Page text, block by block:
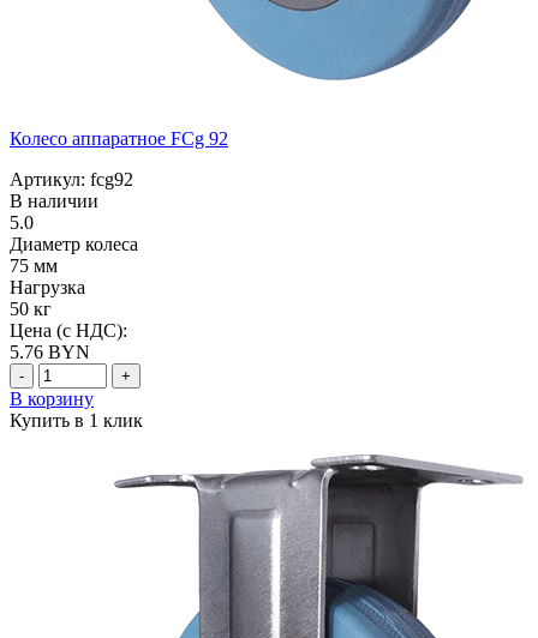
Колесо аппаратное FCg 92
Артикул: fcg92
В наличии
5.0
Диаметр колеса
75 мм
Нагрузка
50 кг
Цена (с НДС):
5.76 BYN
- +
В корзину
Купить в 1 клик